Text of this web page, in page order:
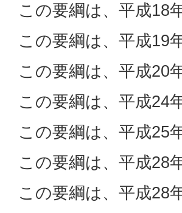
この要綱は、平成18
この要綱は、平成19
この要綱は、平成20
この要綱は、平成24
この要綱は、平成25
この要綱は、平成28
この要綱は、平成28